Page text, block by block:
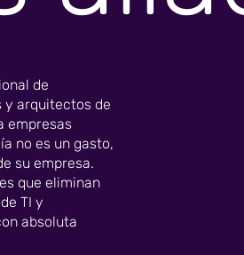
de
y arquitectos de
empresas
no es un gasto,
su empresa.
que eliminan
TI y
absoluta